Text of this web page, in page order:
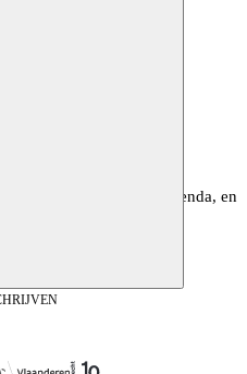
ons programma, de agenda, en